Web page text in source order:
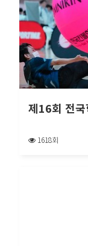
제16회 전
1618회